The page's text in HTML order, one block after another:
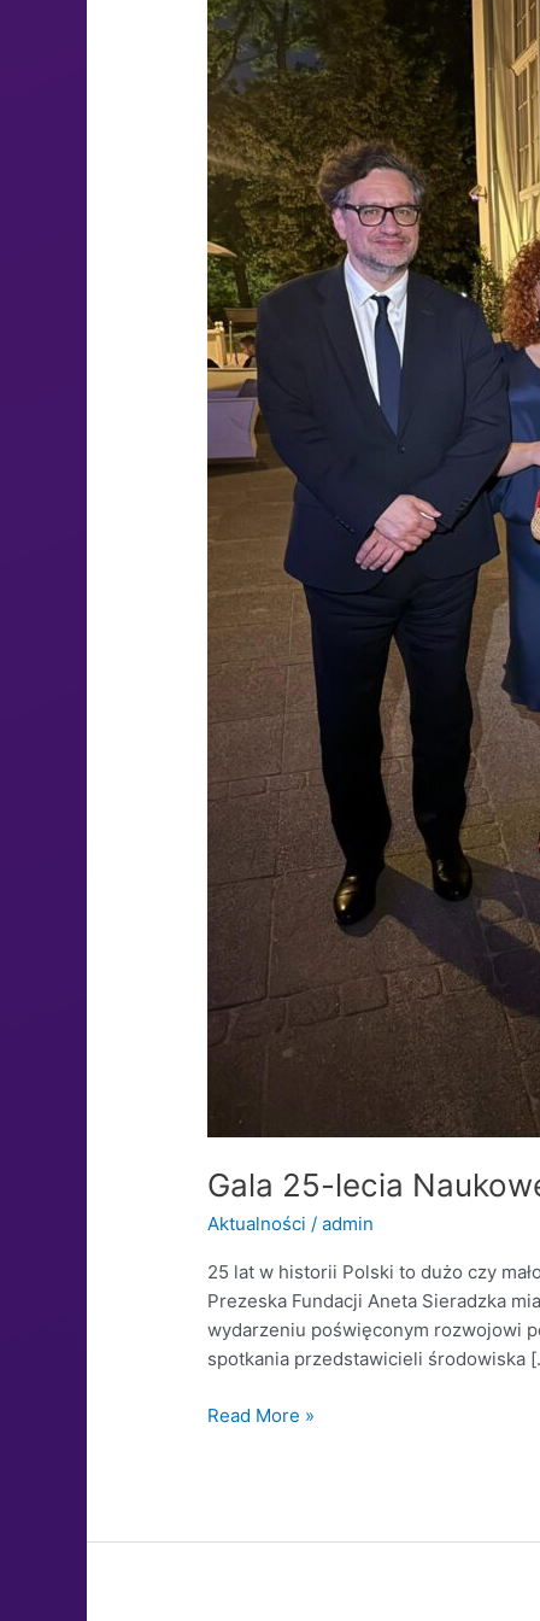
Gala 25-lecia
Aktualności /admin
25 lat w historii Polski to dużo czy
Prezeska Fundacji Aneta Sieradzka
wydarzeniu poświęconym rozwojowi
spotkania przedstawicieli środowiska
Read More »